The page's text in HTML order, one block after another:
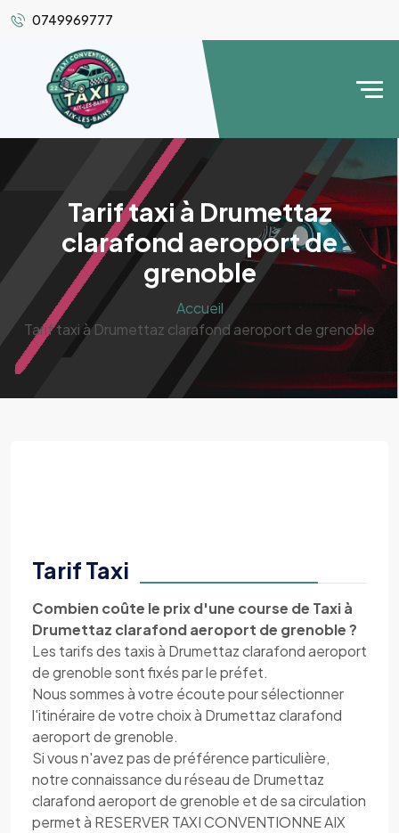
0749969777
Tarif taxi à Drumettaz
clarafond aeroport de
grenoble
Accueil
Tarif taxi à Drumettaz clarafond aeroport de grenoble
Tarif Taxi
Combien coûte le prix d'une course de Taxi à
Drumettaz clarafond aeroport de grenoble ?
Les tarifs des taxis à Drumettaz clarafond aeroport
de grenoble sont fixés par le préfet.
Nous sommes à votre écoute pour sélectionner
l'itinéraire de votre choix à Drumettaz clarafond
aeroport de grenoble.
Si vous n'avez pas de préférence particulière,
notre connaissance du réseau de Drumettaz
clarafond aeroport de grenoble et de sa circulation
permet à RESERVER TAXI CONVENTIONNE AIX